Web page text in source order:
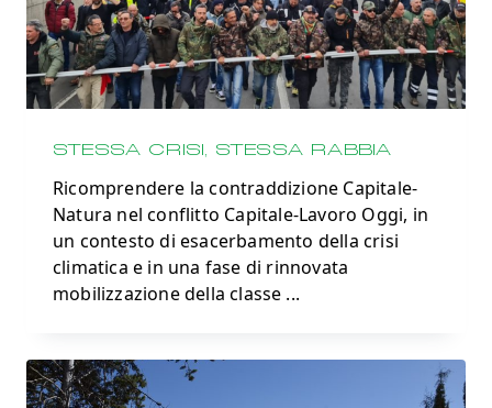
STESSA CRISI, STESSA RABBIA
Ricomprendere la contraddizione Capitale-
Natura nel conflitto Capitale-Lavoro Oggi, in
un contesto di esacerbamento della crisi
climatica e in una fase di rinnovata
mobilizzazione della classe ...